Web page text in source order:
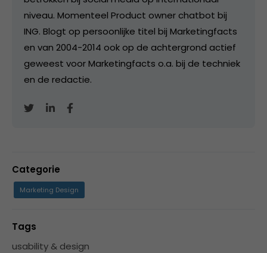
niveau. Momenteel Product owner chatbot bij
ING. Blogt op persoonlijke titel bij Marketingfacts
en van 2004-2014 ook op de achtergrond actief
geweest voor Marketingfacts o.a. bij de techniek
en de redactie.
Categorie
Marketing Design
Tags
usability & design